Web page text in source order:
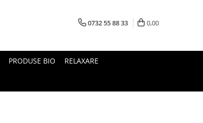
0732 55 88 33 0,00
PRODUSE BIO RELAXARE